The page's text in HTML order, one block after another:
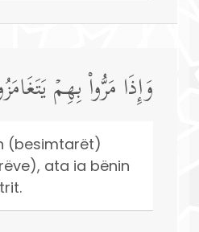
وَإِذَا مَرُّوا۟ بِهِمۡ
(besimtarët)
ata ia bënin